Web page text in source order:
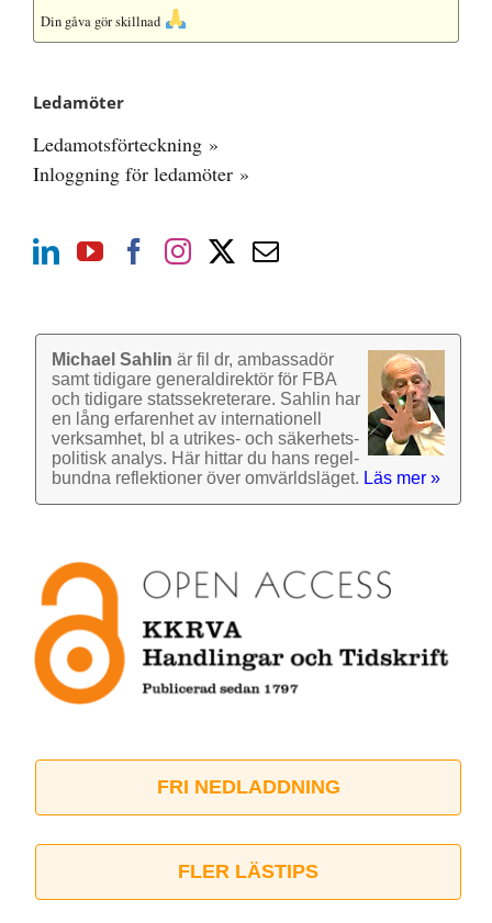
Din gåva gör skillnad
Ledamöter
Ledamotsförteckning »
Inloggning för ledamöter »
Michael Sahlin är fil dr, ambassadör
samt tidigare general­direktör för FBA
och tidigare stats­sekre­terare. Sahlin har
en lång erfarenhet av inter­nationell
verk­samhet, bl a utrikes- och säkerhets­
politisk analys. Här hittar du hans regel­
bundna reflek­tioner över omvärlds­läget. Läs mer »
FRI NEDLADDNING
FLER LÄSTIPS